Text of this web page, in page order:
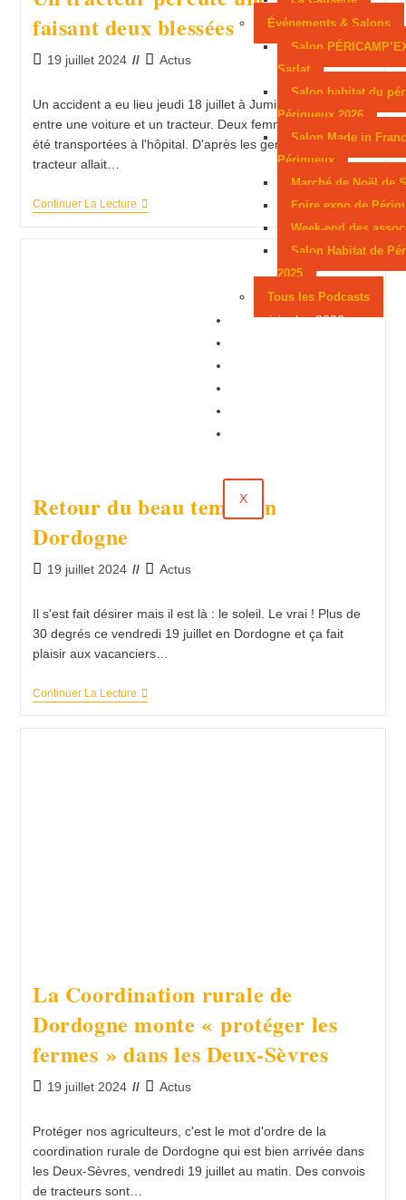
Événements & Salons
Salon
Sarlat
Salon habitat du
Périgueux 2026
Salon Made in
Périgueux
Marché de Noël de
Foire expo de
Week-end des
Salon Habitat de
2025
Tous les Podcasts
Municipales 2026
X
faisant deux blessées
19 juillet 2024 Actus
Un accident a eu lieu jeudi 18 juillet à Jumilhac-le-Grand,
entre une voiture et un tracteur. Deux femmes âgées ont
été transportées à l'hôpital. D'après les gendarmes, le
tracteur allait…
Continuer La Lecture
Retour du beau temps en
Dordogne
19 juillet 2024 Actus
Il s'est fait désirer mais il est là : le soleil. Le vrai ! Plus de
30 degrés ce vendredi 19 juillet en Dordogne et ça fait
plaisir aux vacanciers…
Continuer La Lecture
La Coordination rurale de
Dordogne monte « protéger les
fermes » dans les Deux-Sèvres
19 juillet 2024 Actus
Protéger nos agriculteurs, c'est le mot d'ordre de la
coordination rurale de Dordogne qui est bien arrivée dans
les Deux-Sèvres, vendredi 19 juillet au matin. Des convois
de tracteurs sont…